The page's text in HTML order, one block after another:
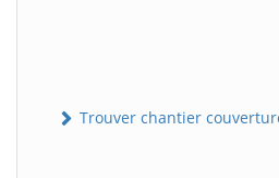
Trouver chantier